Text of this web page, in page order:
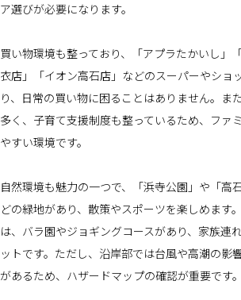
ア選びが必要になります。
買い物環境も整っており、「アプラたかいし」
衣店」「イオン高石店」などのスーパーやショ
り、日常の買い物に困ることはありません。ま
多く、子育て支援制度も整っているため、ファ
やすい環境です。
自然環境も魅力の一つで、「浜寺公園」や「高
どの緑地があり、散策やスポーツを楽しめます
は、バラ園やジョギングコースがあり、家族連
ットです。ただし、沿岸部では台風や高潮の影
があるため、ハザードマップの確認が重要です。